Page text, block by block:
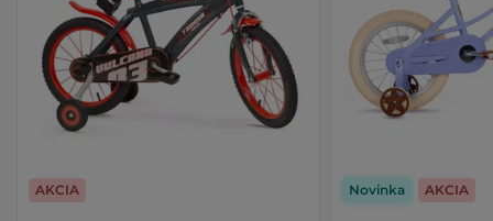
AKCIA Novinka AKCIA